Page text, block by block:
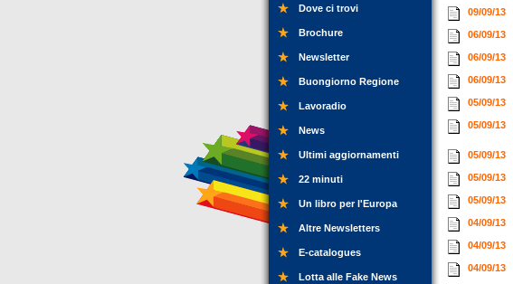
Dove ci trovi
Brochure
Newsletter
Buongiorno Regione
Lavoradio
News
Ultimi aggiornamenti
22 minuti
Un libro per l'Europa
Altre Newsletters
E-catalogues
Lotta alle Fake News
09/09/13
06/09/13
06/09/13
06/09/13
05/09/13
05/09/13
05/09/13
05/09/13
05/09/13
04/09/13
04/09/13
04/09/13